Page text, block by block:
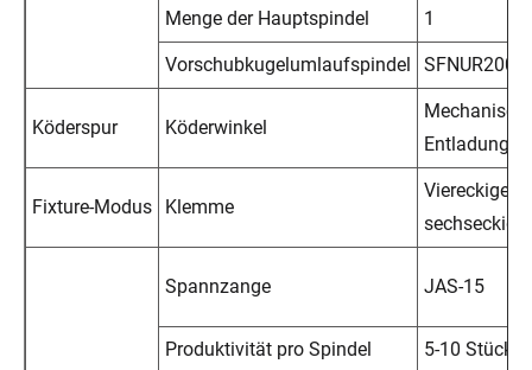
Menge der Hauptspindel 1
Vorschubkugelumlaufspindel
Köderspur Köderwinkel
Entladung
Fixture-Modus Klemme
Viereckige
sechseckige
Spannzange JAS-15
Produktivität pro Spindel 5-10 Stück/